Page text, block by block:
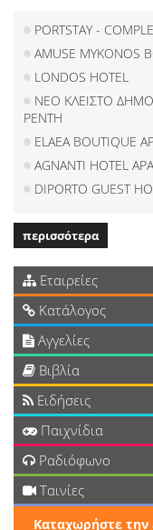
PORTSTAY -
AMUSE MYKONOS
LONDOS HOTEL
ΝΕΟ ΚΛΕΙΣΤΟ
ΡΕΝΤΗ
ELAEA BOUTIQUE
AGNANTI HOTEL
DIPORTO GUEST
περισσότερα
Εταιρείες
Κατάλογος
Αγγελίες
Βιβλία
Ειδήσεις
Παιχνίδια
Ραδιόφωνο
Ταινίες
Καταχωρήστε την